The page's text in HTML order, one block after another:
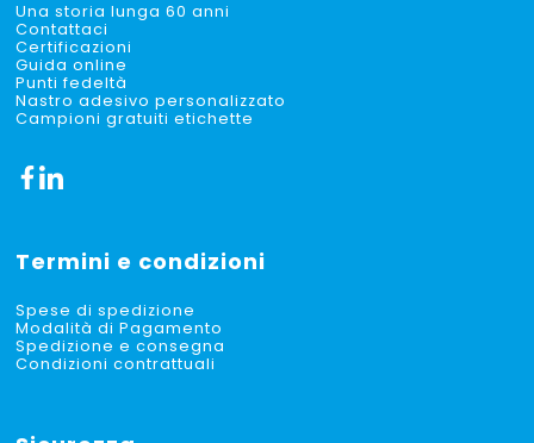
Una storia lunga 60 anni
Contattaci
Certificazioni
Guida online
Punti fedeltà
Nastro adesivo personalizzato
Campioni gratuiti etichette
Termini e condizioni
Spese di spedizione
Modalità di Pagamento
Spedizione e consegna
Condizioni contrattuali